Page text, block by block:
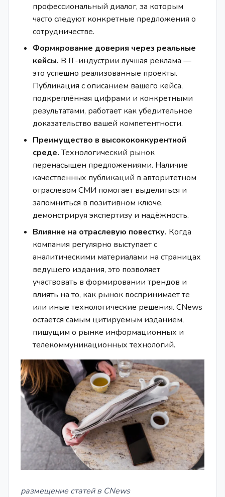
профессиональный диалог, за которым
часто следуют конкретные предложения о
сотрудничестве.
Формирование доверия через реальные
кейсы. В IТ-индустрии лучшая реклама —
это успешно реализованные проекты.
Публикация с описанием вашего кейса,
подкреплённая цифрами и конкретными
результатами, работает как убедительное
доказательство вашей компетентности.
Преимущество в высококонкурентной
среде.Технологический рынок
перенасыщен предложениями. Наличие
качественных публикаций в авторитетном
отраслевом СМИ помогает выделиться и
запомниться в позитивном ключе,
демонстрируя экспертизу и надёжность.
Влияние на отраслевую повестку. Когда
компания регулярно выступает с
аналитическими материалами на страницах
ведущего издания, это позволяет
участвовать в формировании трендов и
влиять на то, как рынок воспринимает те
или иные технологические решения. CNews
остаётся самым цитируемым изданием,
пишущим о рынке информационных и
телекоммуникационных технологий.
размещение статей в CNews